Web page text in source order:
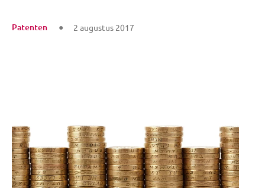
Patenten 2 augustus 2017